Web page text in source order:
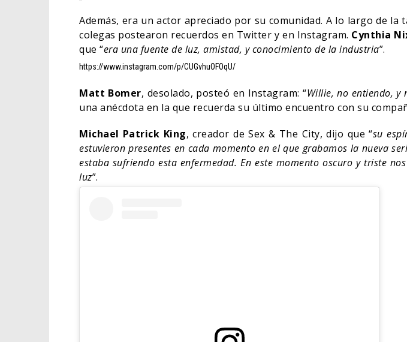
Además, era un actor apreciado por su comunidad. A lo largo de la
colegas postearon recuerdos en Twitter y en Instagram. Cynthia
que “era una fuente de luz, amistad, y conocimiento de la industria”.
https://www.instagram.com/p/CUGvhuOFOqU/
Matt Bomer, desolado, posteó en Instagram: “Willie, no entiendo, y
una anécdota en la que recuerda su último encuentro con su
Michael Patrick King, creador de Sex & The City, dijo que “su
estuvieron presentes en cada momento en el que grabamos la nueva
estaba sufriendo esta enfermedad. En este momento oscuro y triste
luz”.